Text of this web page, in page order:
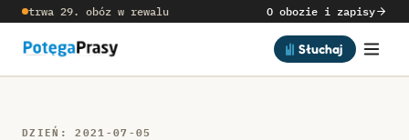
trwa 29. obóz w rewalu O obozie i zapisy
Słuchaj
DZIEŃ: 2021-07-05